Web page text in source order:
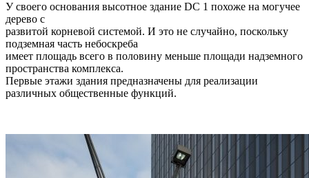
У своего основания высотное здание DC 1 похоже на могучее
дерево с
развитой корневой системой. И это не случайно, поскольку
подземная часть небоскреба
имеет площадь всего в половину меньше площади надземного
пространства комплекса.
Первые этажи здания предназначены для реализации
различных общественные функций.